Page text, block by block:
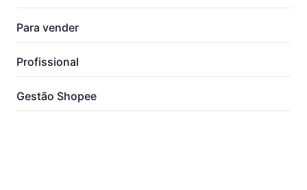
Para vender
Profissional
Gestão Shopee